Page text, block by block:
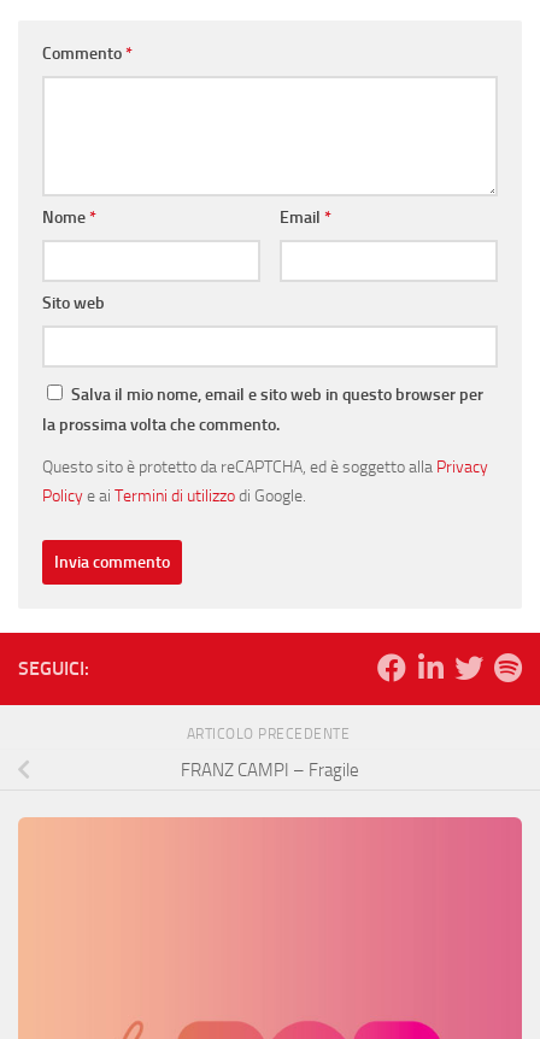
Commento*
Nome* Email *
Sito web
Salva il mio nome, email e sito web in questo browser per
la prossima volta che commento.
Questo sito è protetto da reCAPTCHA, ed è soggetto alla Privacy
Policye ai Termini di utilizzodi Google.
SEGUICI:
ARTICOLO PRECEDENTE
FRANZ CAMPI – Fragile